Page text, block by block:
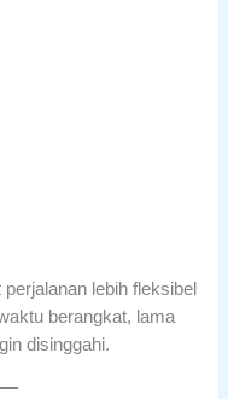
lebih fleksibel
berangkat, lama
disinggahi.